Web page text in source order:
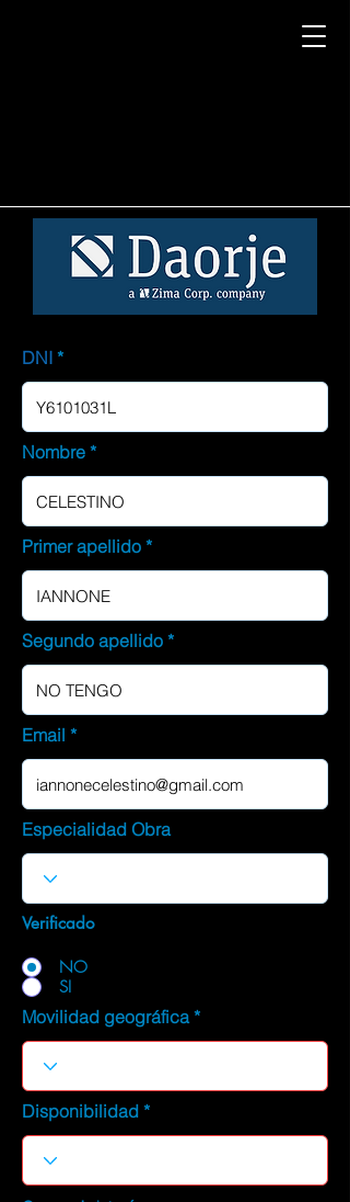
DNI
Nombre
Primer apellido
Segundo apellido
Email
Especialidad Obra
Verificado
NO
SI
Movilidad geográfica
Disponibilidad